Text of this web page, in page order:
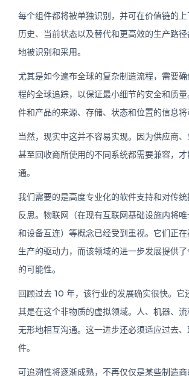
每个组件都将被单独识别，并可在价值链的上
历史、当前状态以及替代和更高效的生产路
地被识别和采用。
尤其是如今遍布全球的复杂制造流程，需要
程的全球追踪，以保证最小细节的安全和质
件和产品的来源、存储、状态和位置的信息将
当然，现实中这并不容易实现。因为供应商、
甚至回收商所使用的不同系统都需要兼容，
通。
我们需要的是高度专业化的软件支持和对传
反思。物联网（在现有互联网基础设施内将
和设备互连）等概念已经受到重视。它们正
生产的驱动力，而该领域的进一步发展提供
的可能性。
回顾过去 10 年，该行业的发展确实很快。它
其是在这个非物质的虚拟领域。人、机器、
无形地相互沟通。这一进步还必须适应过去
件。
可追溯性将逐渐成熟，不再仅仅是某些制造